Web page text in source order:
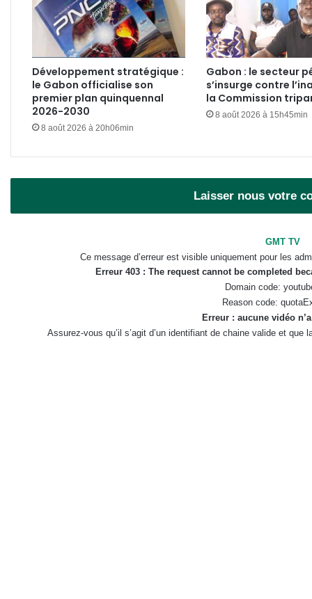
Développement stratégique :
le Gabon officialise son
premier plan quinquennal
2026-2030
8 août 2026 à 20h06min
Gabon : le secteur
s’insurge contre
la Commission
8 août 2026 à 15h45min
Laisser nous votre
GMT TV
Ce message d’erreur est visible uniquement pour les
Erreur 403 : The request cannot be completed
Domain code:
Reason code:
Erreur : aucune vidéo
Assurez-vous qu’il s’agit d’un identifiant de chaine valide et